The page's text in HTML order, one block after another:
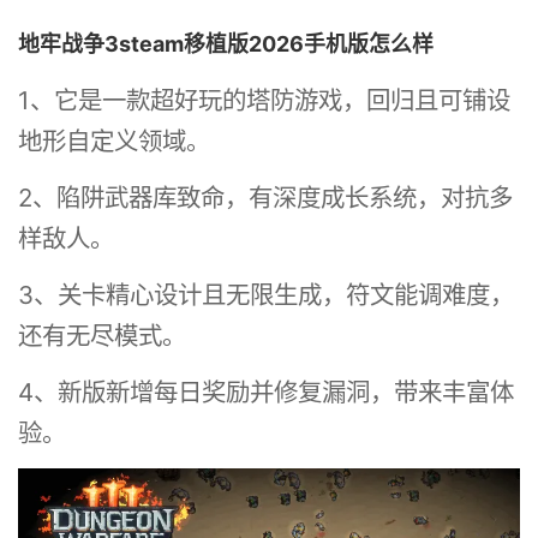
地牢战争3steam移植版2026手机版怎么样
1、它是一款超好玩的塔防游戏，回归且可铺设
地形自定义领域。
2、陷阱武器库致命，有深度成长系统，对抗多
样敌人。
3、关卡精心设计且无限生成，符文能调难度，
还有无尽模式。
4、新版新增每日奖励并修复漏洞，带来丰富体
验。